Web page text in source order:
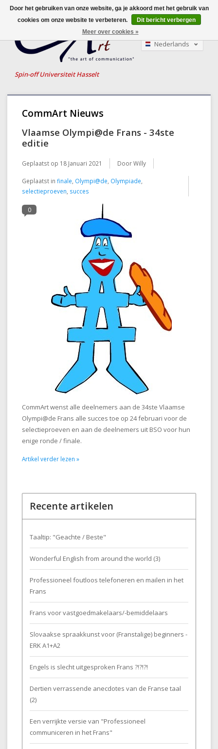
Spin-off Universiteit Hasselt
Nederlands
CommArt Nieuws
Vlaamse Olympi@de Frans - 34ste
editie
Geplaatst op 18 Januari 2021 Door Willy
Geplaatst in finale, Olympi@de, Olympiade,
selectieproeven, succes
0
CommArt wenst alle deelnemers aan de 34ste Vlaamse
Olympi@de Frans alle succes toe op 24 februari voor de
selectieproeven en aan de deelnemers uit BSO voor hun
enige ronde / finale.
Artikel verder lezen »
Recente artikelen
Taaltip: "Geachte / Beste"
Wonderful English from around the world (3)
Professioneel foutloos telefoneren en mailen in het
Frans
Frans voor vastgoedmakelaars/-bemiddelaars
Slovaakse spraakkunst voor (Franstalige) beginners -
ERK A1+A2
Engels is slecht uitgesproken Frans ?!?!?!
Dertien verrassende anecdotes van de Franse taal
(2)
Een verrijkte versie van "Professioneel
communiceren in het Frans"
Door het gebruiken van onze website, ga je akkoord met het gebruik van
cookies om onze website te verbeteren.
Dit bericht verbergen
Meer over cookies »